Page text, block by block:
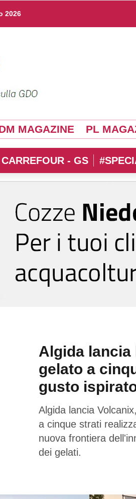
2026
MAGAZINE PL
- GS
Algida lancia
gelato a
gusto
Algida lancia
a cinque strati
nuova frontiera
dei gelati.